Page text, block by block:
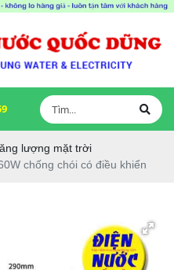
lượng mặt trời
chống chói có điều khiển